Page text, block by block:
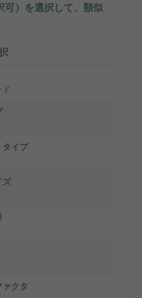
可）を選択して、類似
ド
タイプ
ズ
クタ